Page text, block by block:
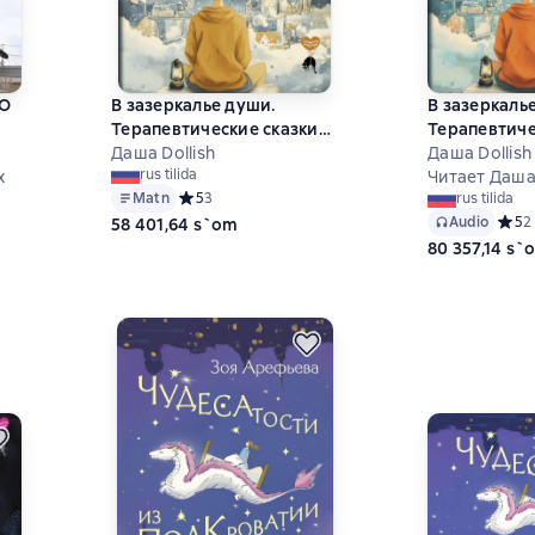
основе 22 оценок
В зазеркалье души.
Терапевтические сказки
для взрослых о том, как
сбросить с души колючки,
полюбить свое отражение
и рассадить эмоции по
Даша Dollish
rus tilida
Matn Средний рейтинг 5 на основе 3 оценок
53
58 401,64 s`om
В
для
сбросить с
полюбить
и
полочкам
Даша Dollish
Читает
rus tilida
Audio
52
80 357,14